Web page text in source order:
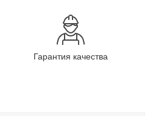
Гарантия качества